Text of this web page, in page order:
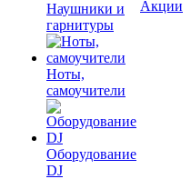
Наушники и
гарнитуры
Ноты,
самоучители
Оборудование
DJ
Акции